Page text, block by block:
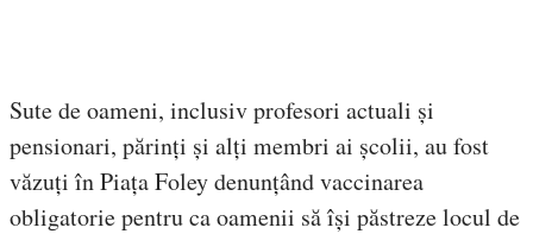
Sute de oameni, inclusiv profesori actuali și
pensionari, părinți și alți membri ai școlii, au fost
văzuți în Piața Foley denunțând vaccinarea
obligatorie pentru ca oamenii să își păstreze locul de